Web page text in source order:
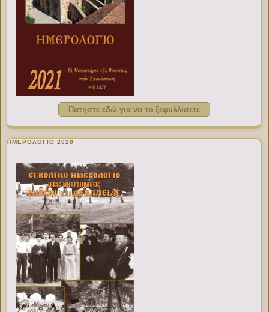
Πατήστε εδώ για να το ξεφυλλίσετε
ΗΜΕΡΟΛΟΓΙΟ 2020